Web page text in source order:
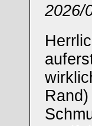
2026/